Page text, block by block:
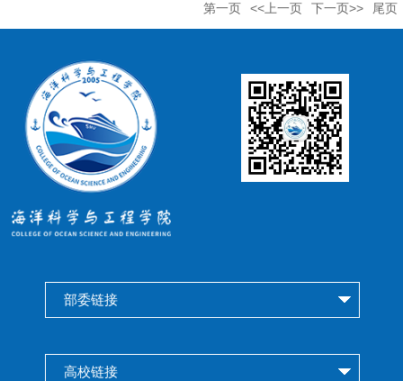
第一页 <<上一页 下一页>> 尾页
部委链接
高校链接